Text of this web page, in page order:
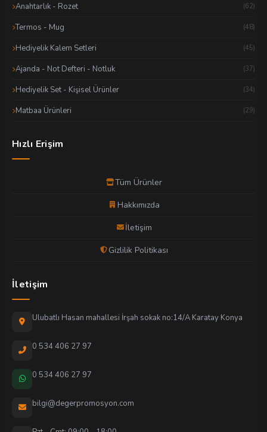
Anahtarlık - Rozet (62)
Termos - Mug (48)
Hediyelik Kalem Setleri (45)
Ajanda - Not Defteri - Notluk (37)
Hediyelik Set - Kişisel Ürünler (34)
Matbaa Ürünleri (29)
Hızlı Erişim
Tüm Ürünler
Hakkımızda
İletişim
Gizlilik Politikası
İletişim
Ulubatlı Hasan mahallesi İrşah sokak no:14/A Karatay Konya
0 534 406 27 97
0 534 406 27 97
bilgi@degerpromosyon.com